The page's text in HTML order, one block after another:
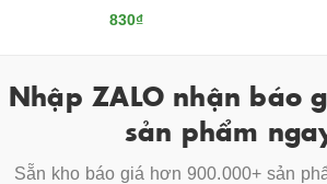
830₫
Nhập ZALO nhận báo
sản phẩm
Sẵn kho báo giá hơn 900.000+ sản